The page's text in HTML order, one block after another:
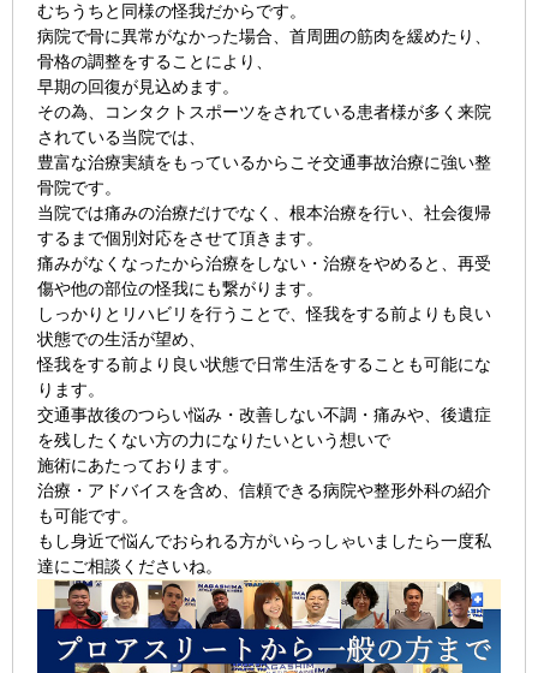
むちうちと同様の怪我だからです。
病院で骨に異常がなかった場合、首周囲の筋肉を緩めたり、
骨格の調整をすることにより、
早期の回復が見込めます。
その為、コンタクトスポーツをされている患者様が多く来院
されている当院では、
豊富な治療実績をもっているからこそ交通事故治療に強い整
骨院です。
当院では痛みの治療だけでなく、根本治療を行い、社会復帰
するまで個別対応をさせて頂きます。
痛みがなくなったから治療をしない・治療をやめると、再受
傷や他の部位の怪我にも繋がります。
しっかりとリハビリを行うことで、怪我をする前よりも良い
状態での生活が望め、
怪我をする前より良い状態で日常生活をすることも可能にな
ります。
交通事故後のつらい悩み・改善しない不調・痛みや、後遺症
を残したくない方の力になりたいという想いで
施術にあたっております。
治療・アドバイスを含め、信頼できる病院や整形外科の紹介
も可能です。
もし身近で悩んでおられる方がいらっしゃいましたら一度私
達にご相談くださいね。